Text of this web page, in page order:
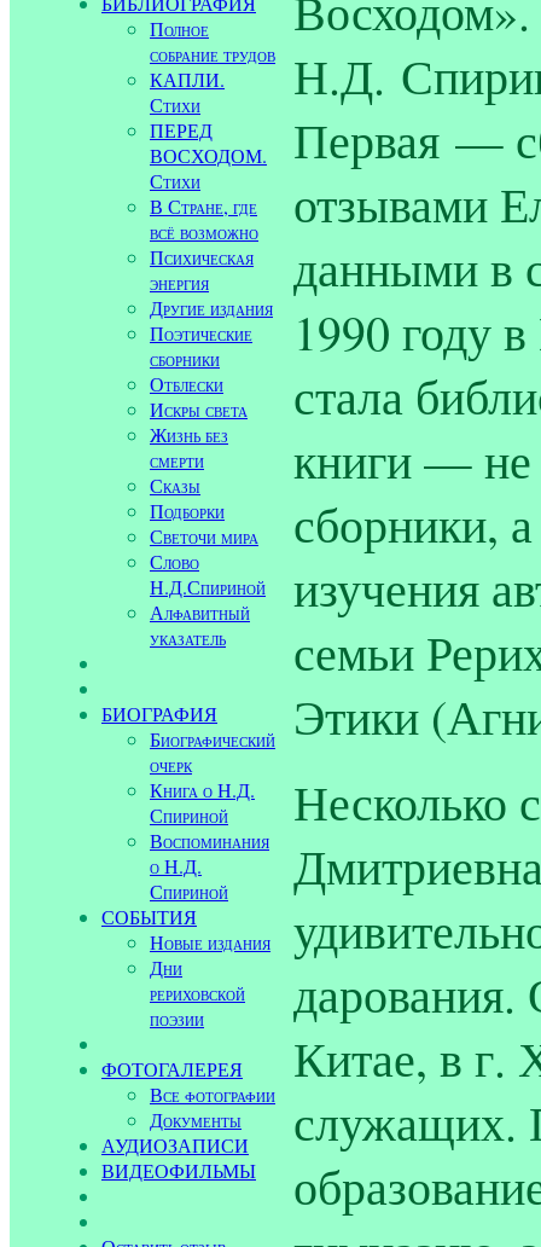
Полное
собрание трудов
КАПЛИ.
Стихи
ПЕРЕД
ВОСХОДОМ.
Стихи
В Стране, где
всё возможно
Психическая
энергия
Другие издания
Поэтические
сборники
Отблески
Искры света
Жизнь без
смерти
Сказы
Подборки
Светочи мира
Слово
Н.Д.Спириной
Алфавитный
указатель
БИОГРАФИЯ
Биографический
очерк
Книга о Н.Д.
Спириной
Воспоминания
о Н.Д.
Спириной
СОБЫТИЯ
Новые издания
Дни
рериховской
поэзии
ФОТОГАЛЕРЕЯ
Все фотографии
Документы
АУДИОЗАПИСИ
ВИДЕОФИЛЬМЫ
Н.Д.
Первая —
отзывами
данными в
1990 году
стала
книги — не
сборники, а
изучения
семьи
Этики
Несколько
дарования.
Китае, в г.
служащих.